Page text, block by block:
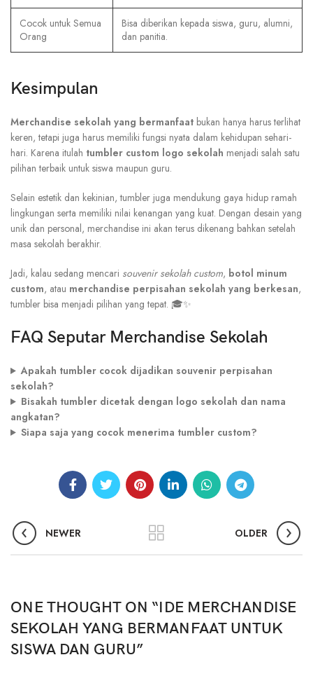
Cocok untuk Semua
Orang
Bisa diberikan kepada siswa, guru, alumni,
dan panitia.
Kesimpulan
Merchandise sekolah yang bermanfaat bukan hanya harus terlihat
keren, tetapi juga harus memiliki fungsi nyata dalam kehidupan sehari-
hari. Karena itulah tumbler custom logo sekolah menjadi salah satu
pilihan terbaik untuk siswa maupun guru.
Selain estetik dan kekinian, tumbler juga mendukung gaya hidup ramah
lingkungan serta memiliki nilai kenangan yang kuat. Dengan desain yang
unik dan personal, merchandise ini akan terus dikenang bahkan setelah
masa sekolah berakhir.
Jadi, kalau sedang mencari souvenir sekolah custom, botol minum
custom, atau merchandise perpisahan sekolah yang berkesan,
tumbler bisa menjadi pilihan yang tepat. 🎓✨
FAQ Seputar Merchandise Sekolah
Apakah tumbler cocok dijadikan souvenir perpisahan
sekolah?
Bisakah tumbler dicetak dengan logo sekolah dan nama
angkatan?
Siapa saja yang cocok menerima tumbler custom?
NEWER OLDER
ONE THOUGHT ON “IDE MERCHANDISE
SEKOLAH YANG BERMANFAAT UNTUK
SISWA DAN GURU”